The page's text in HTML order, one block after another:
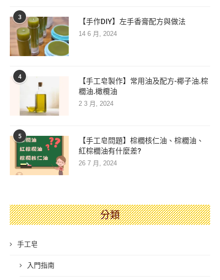
3 【手作DIY】左手香膏配方與做法
14 6 月, 2024
4
【手工皂製作】常用油及配方-椰子油.棕
櫚油.橄欖油
2 3 月, 2024
5
【手工皂問題】棕櫚核仁油、棕櫚油、
紅棕櫚油有什麼差?
26 7 月, 2024
分類
手工皂
入門指南